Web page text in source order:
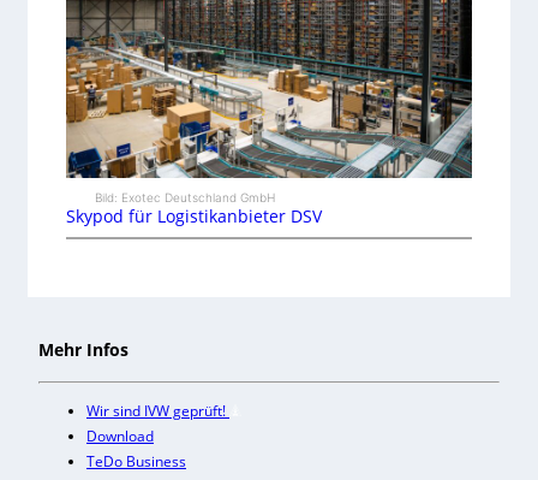
Bild: Exotec Deutschland GmbH
Skypod für Logistikanbieter DSV
Mehr Infos
Wir sind IVW geprüft!
Download
TeDo Business